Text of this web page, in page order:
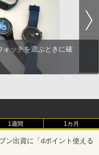
ォッチを選ぶときに確
1週間 1カ月
ン出資に「dポイント使える